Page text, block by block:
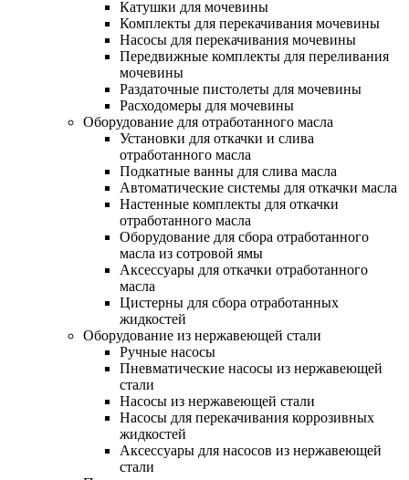
Катушки для мочевины
Комплекты для перекачивания мочевины
Насосы для перекачивания мочевины
Передвижные комплекты для переливания
мочевины
Раздаточные пистолеты для мочевины
Расходомеры для мочевины
Оборудование для отработанного масла
Установки для откачки и слива
отработанного масла
Подкатные ванны для слива масла
Автоматические системы для откачки масла
Настенные комплекты для откачки
отработанного масла
Оборудование для сбора отработанного
масла из сотровой ямы
Аксессуары для откачки отработанного
масла
Цистерны для сбора отработанных
жидкостей
Оборудование из нержавеющей стали
Ручные насосы
Пневматические насосы из нержавеющей
стали
Насосы из нержавеющей стали
Насосы для перекачивания коррозивных
жидкостей
Аксессуары для насосов из нержавеющей
стали